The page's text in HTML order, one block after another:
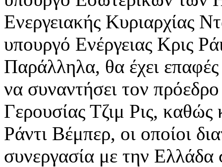
Ενεργειακής Κυριαρχίας
υπουργό Ενέργειας Κρις
Παράλληλα, θα έχει
να συναντήσει τον
Γερουσίας Τζιμ Ρις,
Ράντι Βέμπερ, οι οποίοι
συνεργασία με την Ελλάδα